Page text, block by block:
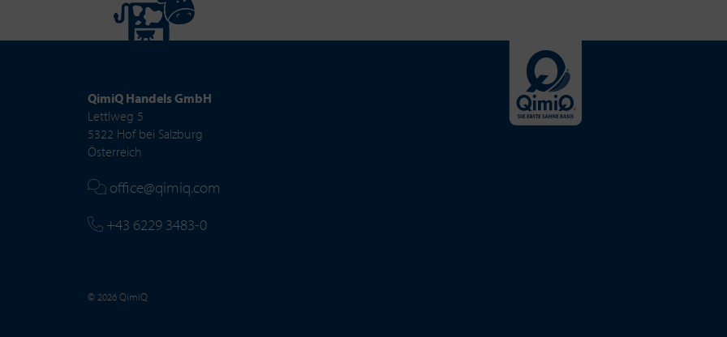
QimiQ Handels GmbH
Lettlweg 5
5322 Hof bei Salzburg
Österreich
office@qimiq.com
+43 6229 3483-0
© 2026 QimiQ